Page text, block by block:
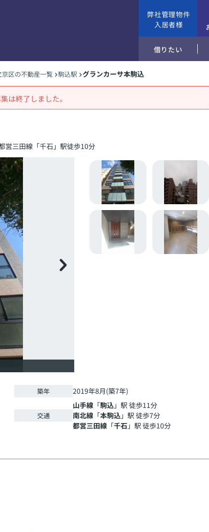
弊社管理物件
入居者様
借りたい
京区の不動産一覧 駒込駅 グランカーサ本駒込
は終了しました。
営三田線「千石」駅徒歩10分
築年 2019年8月(築7年)
交通
山手線 「駒込」駅 徒歩11分
南北線 「本駒込」駅 徒歩7分
都営三田線 「千石」駅 徒歩10分